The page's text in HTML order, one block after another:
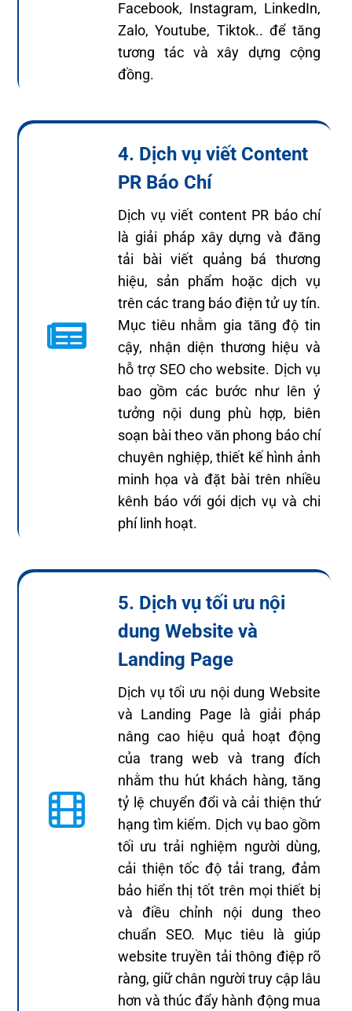
Facebook, Instagram, LinkedIn,
Zalo, Youtube, Tiktok.. để tăng
tương tác và xây dựng cộng
đồng.
4. Dịch vụ viết Content
PR Báo Chí
Dịch vụ viết content PR báo chí
là giải pháp xây dựng và đăng
tải bài viết quảng bá thương
hiệu, sản phẩm hoặc dịch vụ
trên các trang báo điện tử uy tín.
Mục tiêu nhằm gia tăng độ tin
cậy, nhận diện thương hiệu và
hỗ trợ SEO cho website. Dịch vụ
bao gồm các bước như lên ý
tưởng nội dung phù hợp, biên
soạn bài theo văn phong báo chí
chuyên nghiệp, thiết kế hình ảnh
minh họa và đặt bài trên nhiều
kênh báo với gói dịch vụ và chi
phí linh hoạt.
5. Dịch vụ tối ưu nội
dung Website và
Landing Page
Dịch vụ tối ưu nội dung Website
và Landing Page là giải pháp
nâng cao hiệu quả hoạt động
của trang web và trang đích
nhằm thu hút khách hàng, tăng
tỷ lệ chuyển đổi và cải thiện thứ
hạng tìm kiếm. Dịch vụ bao gồm
tối ưu trải nghiệm người dùng,
cải thiện tốc độ tải trang, đảm
bảo hiển thị tốt trên mọi thiết bị
và điều chỉnh nội dung theo
chuẩn SEO. Mục tiêu là giúp
website truyền tải thông điệp rõ
ràng, giữ chân người truy cập lâu
hơn và thúc đẩy hành động mua